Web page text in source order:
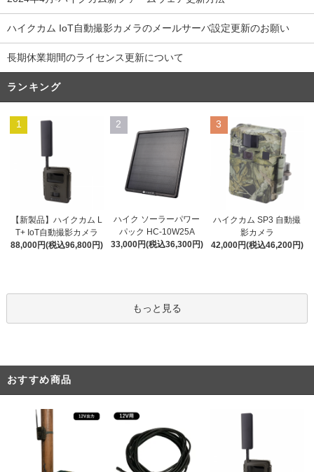
ハイクカム IoT自動撮影カメラのメールサーバ設定更新のお願い
長期休業期間のライセンス更新について
ランキング
1
【新製品】ハイクカム L
T+ IoT自動撮影カメラ
88,000円(税込96,800円)
2
ハイク ソーラーパワー
パック HC-10W25A
33,000円(税込36,300円)
3
ハイクカム SP3 自動撮
影カメラ
42,000円(税込46,200円)
もっと見る
おすすめ商品